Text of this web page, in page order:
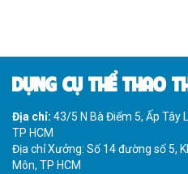
DỤNG CỤ THỂ THAO
Địa chỉ: 43/5 N Bà Điểm 5, Ấp Tây
TP HCM
Địa chỉ Xưởng: Số 14 đường số 5,
Môn, TP HCM